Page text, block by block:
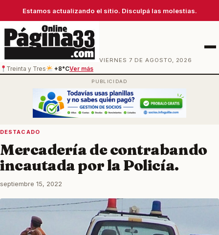
Estamos actualizando el sitio. Disculpá las molestias.
VIERNES 7 DE AGOSTO, 2026
Treinta y Tres
+8°CVer más
Menú
DESTACADO
Mercadería de contrabando
incautada por la Policía.
septiembre 15, 2022